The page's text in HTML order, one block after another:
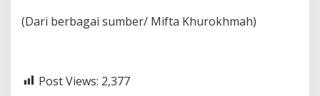
(Dari berbagai sumber/ Mifta Khurokhmah)
Post Views: 2,377